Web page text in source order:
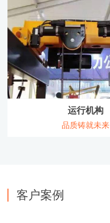
查看详情
运行机构
品质铸就未来
客户案例